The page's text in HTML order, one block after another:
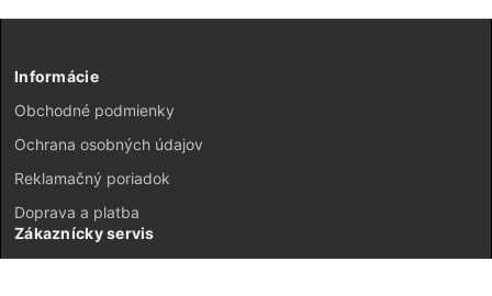
Informácie
Obchodné podmienky
Ochrana osobných údajov
Reklamačný poriadok
Doprava a platba
Zákaznícky servis